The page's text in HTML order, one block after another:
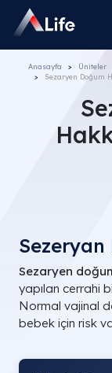
Anasayfa Üniteler
Sezaryen Doğum
Sezeryan
Sezaryen
yapılan cerrahi
Normal vajinal
bebek için risk